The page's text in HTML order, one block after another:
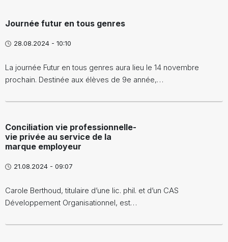
Journée futur en tous genres
28.08.2024 - 10:10
La journée Futur en tous genres aura lieu le 14 novembre
prochain. Destinée aux élèves de 9e année,…
Conciliation vie professionnelle-
vie privée au service de la
marque employeur
21.08.2024 - 09:07
Carole Berthoud, titulaire d’une lic. phil. et d’un CAS
Développement Organisationnel, est…